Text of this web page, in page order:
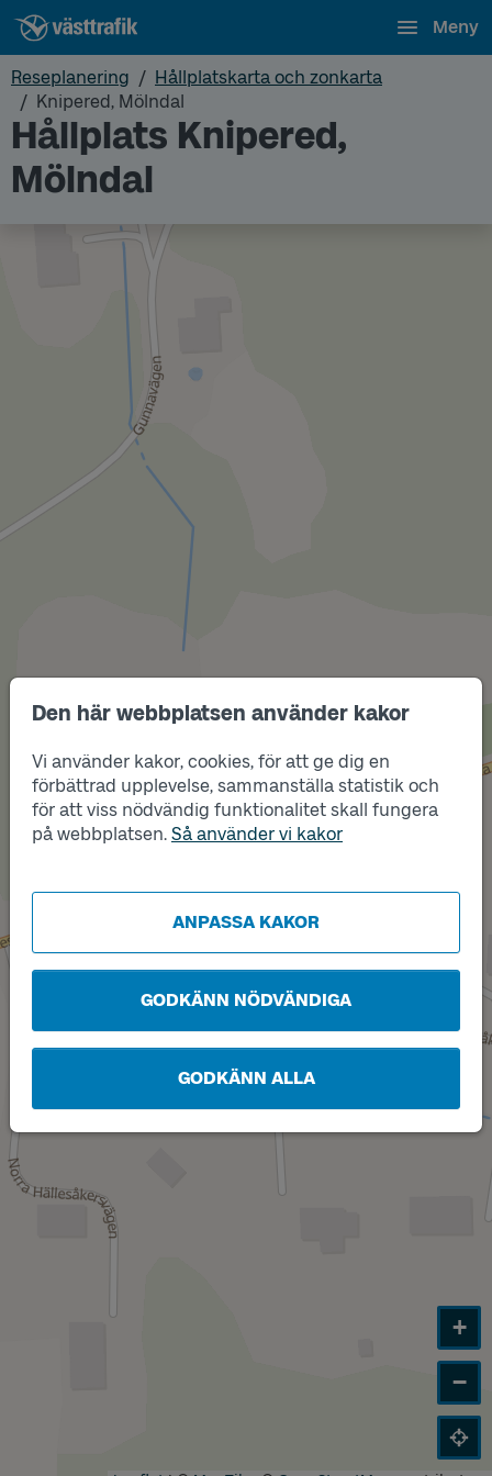
Den här webbplatsen använder kakor
Vi använder kakor, cookies, för att ge dig en
förbättrad upplevelse, sammanställa statistik och
för att viss nödvändig funktionalitet skall fungera
på webbplatsen. Så använder vi kakor
ANPASSA KAKOR
GODKÄNN NÖDVÄNDIGA
GODKÄNN ALLA
Meny
Reseplanering
Hållplatskarta och zonkarta
Knipered, Mölndal
Hållplats Knipered,
Mölndal
Läge
A Läge
B
+
−